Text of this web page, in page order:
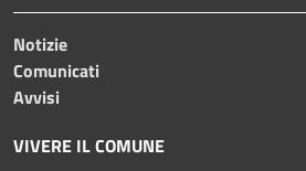
Notizie
Comunicati
Avvisi
VIVERE IL COMUNE